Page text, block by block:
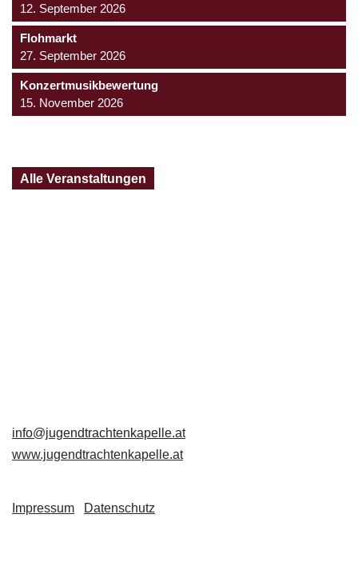
12. September 2026
Flohmarkt
27. September 2026
Konzertmusikbewertung
15. November 2026
Alle Veranstaltungen
info@jugendtrachtenkapelle.at
www.jugendtrachtenkapelle.at
Impressum Datenschutz